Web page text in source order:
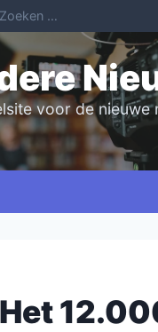
voor de nieuwe